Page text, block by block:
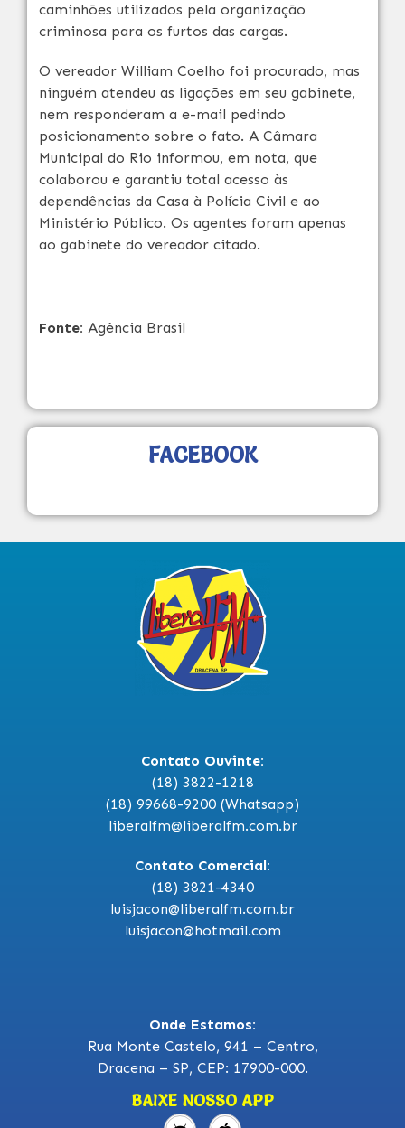
caminhões utilizados pela organização
criminosa para os furtos das cargas.
O vereador William Coelho foi procurado, mas
ninguém atendeu as ligações em seu gabinete,
nem responderam a e-mail pedindo
posicionamento sobre o fato. A Câmara
Municipal do Rio informou, em nota, que
colaborou e garantiu total acesso às
dependências da Casa à Polícia Civil e ao
Ministério Público. Os agentes foram apenas
ao gabinete do vereador citado.
Fonte: Agência Brasil
FACEBOOK
Contato Ouvinte:
(18) 3822-1218
(18) 99668-9200 (Whatsapp)
liberalfm@liberalfm.com.br
Contato Comercial:
(18) 3821-4340
luisjacon@liberalfm.com.br
luisjacon@hotmail.com
Onde Estamos:
Rua Monte Castelo, 941 – Centro,
Dracena – SP, CEP: 17900-000.
BAIXE NOSSO APP